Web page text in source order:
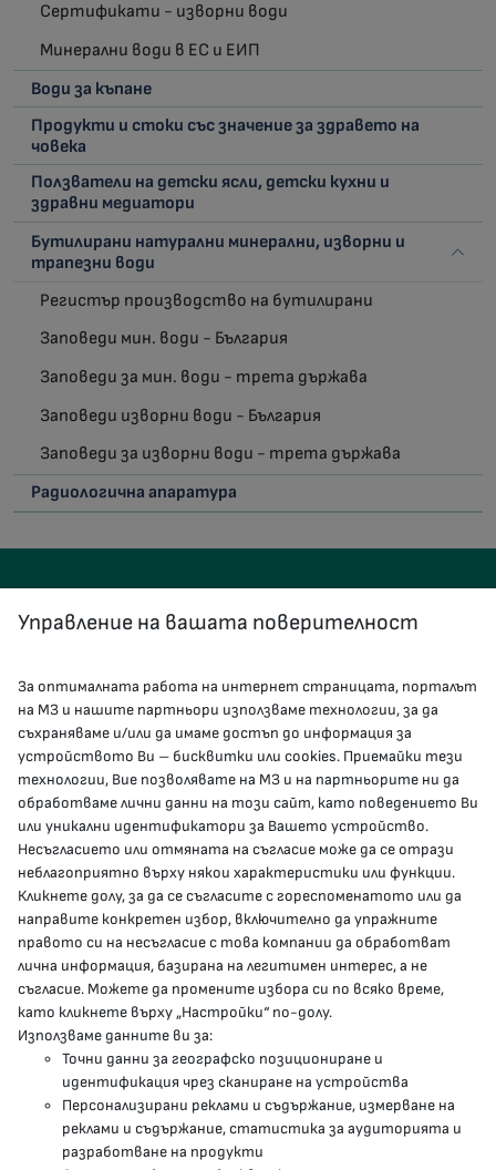
Сертификати - изворни води
Минерални води в ЕС и ЕИП
Води за къпане
Продукти и стоки със значение за здравето на
човека
Ползватели на детски ясли, детски кухни и
здравни медиатори
Бутилирани натурални минерални, изворни и
трапезни води
Регистър производство на бутилирани
Заповеди мин. води - България
Заповеди за мин. води - трета държава
Заповеди изворни води - България
Заповеди за изворни води - трета държава
Радиологична апаратура
КОНТАКТИ
гр.София, 1000, пл. „Света Неделя“ №5
delovodstvo@mh.government.bg
presscenter@mh.government.bg
МЗ В СОЦИАЛНИТЕ МРЕЖИ
Facebook страница
Instragram профил
YouTube канал
Threads профил
Управление на вашата поверителност
За оптималната работа на интернет страницата, порталът
на МЗ и нашите партньори използваме технологии, за да
съхраняваме и/или да имаме достъп до информация за
устройството Ви – бисквитки или cookies. Приемайки тези
технологии, Вие позволявате на МЗ и на партньорите ни да
обработваме лични данни на този сайт, като поведението Ви
или уникални идентификатори за Вашето устройство.
Несъгласието или отмяната на съгласие може да се отрази
неблагоприятно върху някои характеристики или функции.
Кликнете долу, за да се съгласите с гореспоменатото или да
направите конкретен избор, включително да упражните
правото си на несъгласие с това компании да обработват
лична информация, базирана на легитимен интерес, а не
съгласие. Можете да промените избора си по всяко време,
като кликнете върху „Настройки“ по-долу.
Използваме данните ви за:
Точни данни за географско позициониране и
идентификация чрез сканиране на устройства
Персонализирани реклами и съдържание, измерване на
реклами и съдържание, статистика за аудиторията и
разработване на продукти